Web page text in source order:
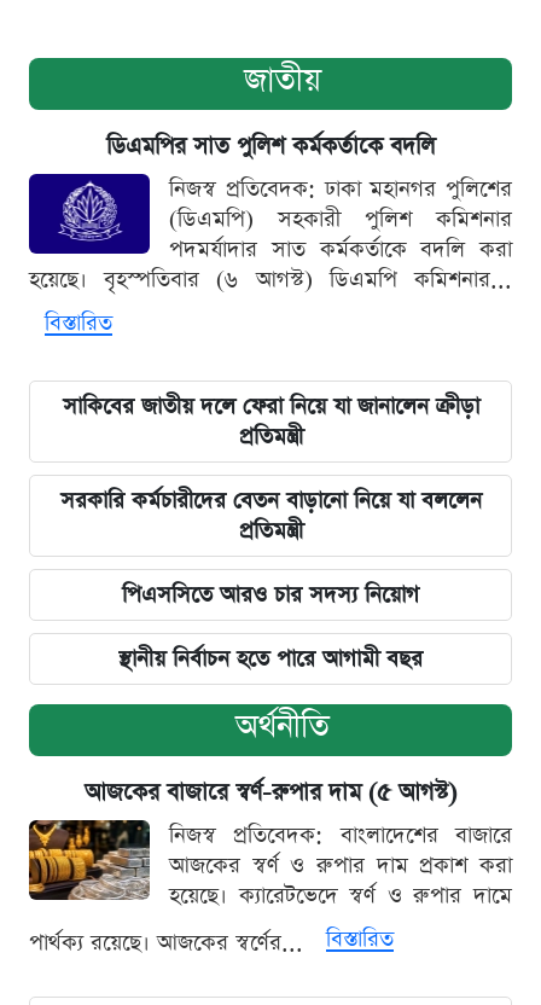
জাতীয়
ডিএমপির সাত পুলিশ কর্মকর্তাকে বদলি
নিজস্ব প্রতিবেদক: ঢাকা মহানগর পুলিশের
(ডিএমপি) সহকারী পুলিশ কমিশনার
পদমর্যাদার সাত কর্মকর্তাকে বদলি করা
হয়েছে। বৃহস্পতিবার (৬ আগস্ট) ডিএমপি কমিশনার...
বিস্তারিত
সাকিবের জাতীয় দলে ফেরা নিয়ে যা জানালেন ক্রীড়া
প্রতিমন্ত্রী
সরকারি কর্মচারীদের বেতন বাড়ানো নিয়ে যা বললেন
প্রতিমন্ত্রী
পিএসসিতে আরও চার সদস্য নিয়োগ
স্থানীয় নির্বাচন হতে পারে আগামী বছর
অর্থনীতি
আজকের বাজারে স্বর্ণ-রুপার দাম (৫ আগস্ট)
নিজস্ব প্রতিবেদক: বাংলাদেশের বাজারে
আজকের স্বর্ণ ও রুপার দাম প্রকাশ করা
হয়েছে। ক্যারেটভেদে স্বর্ণ ও রুপার দামে
পার্থক্য রয়েছে। আজকের স্বর্ণের...
বিস্তারিত